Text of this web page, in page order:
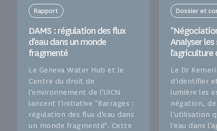
Rapport
DAMS : régulation des flux
d'eau dans un monde
fragmenté
Le Geneva Water Hub et le
Centre du droit de
l'environnement de l'UICN
lancent l'initiative "Barrages :
régulation des flux d'eau dans
un monde fragmenté". Cette
Dossier et
Analyser
l'agriculture
Le Dr
d'identifier
lumière les
négation,
l'utilisation
l'eau dans